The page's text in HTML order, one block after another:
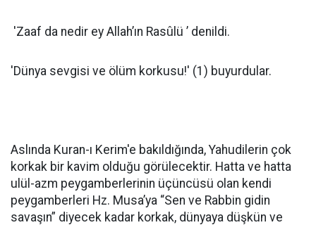
'Zaaf da nedir ey Allah’ın Rasûlü ’ denildi.
'Dünya sevgisi ve ölüm korkusu!' (1) buyurdular.
Aslında Kuran-ı Kerim'e bakıldığında, Yahudilerin çok
korkak bir kavim olduğu görülecektir. Hatta ve hatta
ulül-azm peygamberlerinin üçüncüsü olan kendi
peygamberleri Hz. Musa’ya “Sen ve Rabbin gidin
savaşın” diyecek kadar korkak, dünyaya düşkün ve